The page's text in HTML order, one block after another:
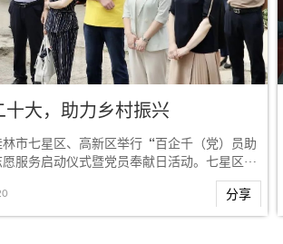
十大，助力乡村振兴
林市七星区、高新区举行“百企千（党）员助
服务启动仪式暨党员奉献日活动。七星区委
，高新区工委副书记、管委会副主任王海...
分享